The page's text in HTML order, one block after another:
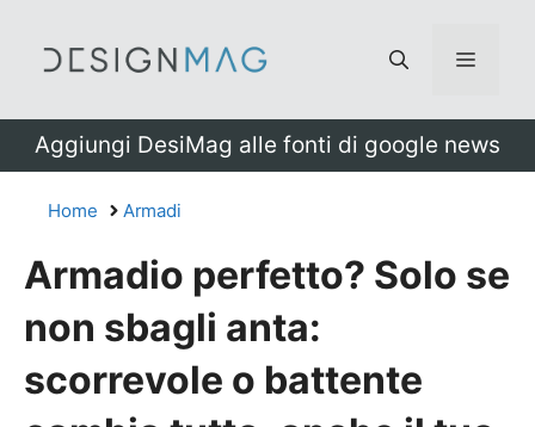
Menu
Aggiungi DesiMag alle fonti di google news
Home Armadi
Armadio perfetto? Solo se
non sbagli anta:
scorrevole o battente